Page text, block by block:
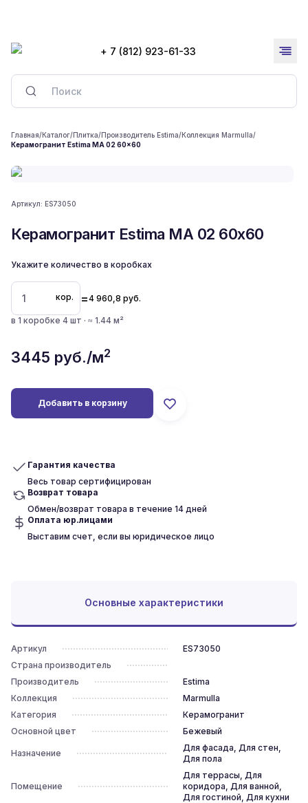
+ 7 (812) 923-61-33
Главная/Каталог/Плитка/Производитель Estima/Коллекция Marmulla/
Керамогранит Estima MA 02 60x60
Артикул: ES73050
Керамогранит Estima MA 02 60x60
Укажите количество в коробках
кор. =4 960,8 руб.
в 1 коробке 4 шт · ≈ 1.44 м²
3445 руб./м2
Добавить в корзину
Гарантия качества
Весь товар сертифицирован
Возврат товара
Обмен/возврат товара в течение 14 дней
Оплата юр.лицами
Выставим счет, если вы юридическое лицо
Основные характеристики
Артикул
ES73050
Страна производитель
Производитель
Estima
Коллекция
Marmulla
Категория
Керамогранит
Основной цвет
Бежевый
Назначение
Для фасада, Для стен,
Для пола
Помещение
Для террасы, Для
коридора, Для ванной,
Для гостиной, Для кухни